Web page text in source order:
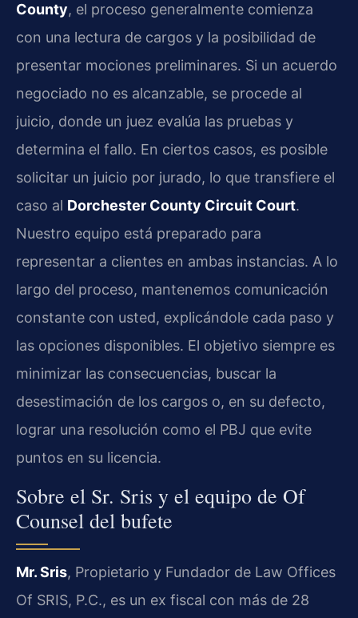
County, el proceso generalmente comienza
con una lectura de cargos y la posibilidad de
presentar mociones preliminares. Si un acuerdo
negociado no es alcanzable, se procede al
juicio, donde un juez evalúa las pruebas y
determina el fallo. En ciertos casos, es posible
solicitar un juicio por jurado, lo que transfiere el
caso al Dorchester County Circuit Court.
Nuestro equipo está preparado para
representar a clientes en ambas instancias. A lo
largo del proceso, mantenemos comunicación
constante con usted, explicándole cada paso y
las opciones disponibles. El objetivo siempre es
minimizar las consecuencias, buscar la
desestimación de los cargos o, en su defecto,
lograr una resolución como el PBJ que evite
puntos en su licencia.
Sobre el Sr. Sris y el equipo de Of
Counsel del bufete
Mr. Sris, Propietario y Fundador de Law Offices
Of SRIS, P.C., es un ex fiscal con más de 28